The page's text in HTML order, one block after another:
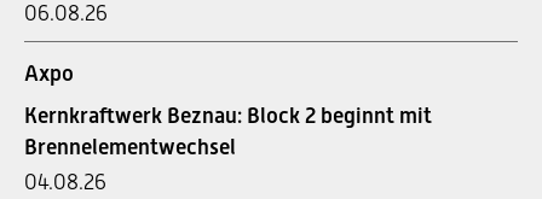
06.08.26
Axpo
Kernkraftwerk Beznau: Block 2 beginnt mit
Brennelementwechsel
04.08.26